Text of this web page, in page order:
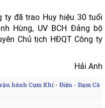
ty đã trao Huy hiệu 30 tuổi
Hùng, UV BCH Đảng bộ
Chủ tịch HĐQT Công ty
Hải Anh
hành Cụm Khí - Điện - Đạm Cà